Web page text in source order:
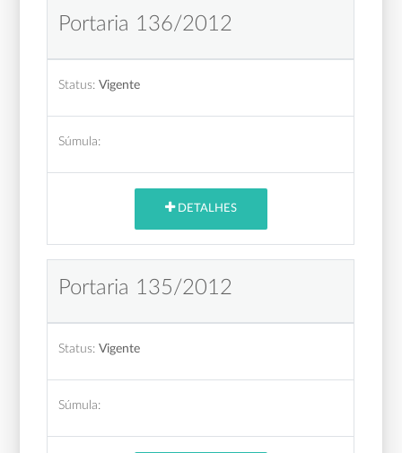
Portaria 136/2012
Status: Vigente
Súmula:
DETALHES
Portaria 135/2012
Status: Vigente
Súmula: